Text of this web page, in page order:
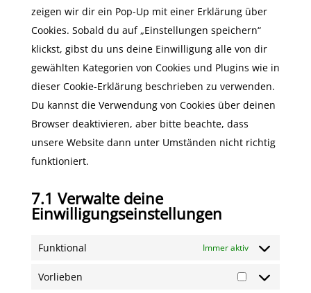
zeigen wir dir ein Pop-Up mit einer Erklärung über
Cookies. Sobald du auf „Einstellungen speichern“
klickst, gibst du uns deine Einwilligung alle von dir
gewählten Kategorien von Cookies und Plugins wie in
dieser Cookie-Erklärung beschrieben zu verwenden.
Du kannst die Verwendung von Cookies über deinen
Browser deaktivieren, aber bitte beachte, dass
unsere Website dann unter Umständen nicht richtig
funktioniert.
7.1 Verwalte deine
Einwilligungseinstellungen
Funktional Immer aktiv
Vorlieben
Vorlieben